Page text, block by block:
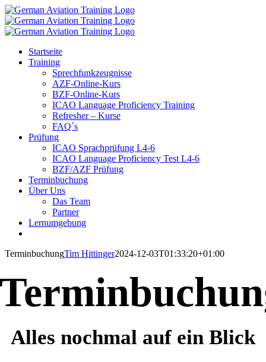
Zum
Inhalt
springen
Startseite
Training
Sprechfunkzeugnisse
AZF-Online-Kurs
BZF-Online-Kurs
ICAO Language Proficiency Training
Refresher – Kurse
FAQ´s
Prüfung
ICAO Sprachprüfung L4-6
ICAO Language Proficiency Test L4-6
BZF/AZF Prüfung
Terminbuchung
Über Uns
Das Team
Partner
Lernumgebung
TerminbuchungTim Hittinger2024-12-03T01:33:20+01:00
Alles nochmal auf ein Blick